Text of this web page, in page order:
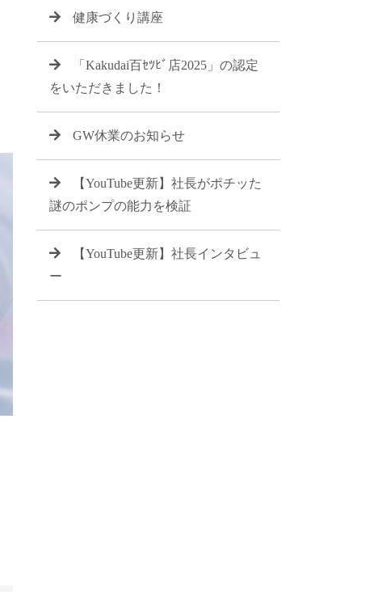
健康づくり講座
「Kakudai百ｾﾂﾋﾞ店2025」の認定
をいただきました！
GW休業のお知らせ
【YouTube更新】社長がポチッた
謎のポンプの能力を検証
【YouTube更新】社長インタビュ
ー